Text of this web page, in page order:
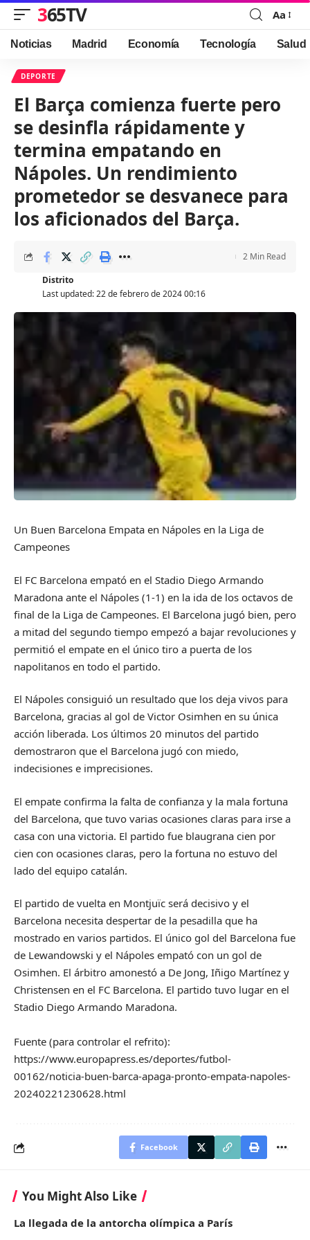
365TV
Font
Resizer
Aa
Noticias Madrid Economía Tecnología Salud
DEPORTE
El Barça comienza fuerte pero
se desinfla rápidamente y
termina empatando en
Nápoles. Un rendimiento
prometedor se desvanece para
los aficionados del Barça.
Last updated: 22 de febrero de 2024 00:16
Distrito
2 Min Read
Un Buen Barcelona Empata en Nápoles en la Liga de
Campeones
El FC Barcelona empató en el Stadio Diego Armando
Maradona ante el Nápoles (1-1) en la ida de los octavos de
final de la Liga de Campeones. El Barcelona jugó bien, pero
a mitad del segundo tiempo empezó a bajar revoluciones y
permitió el empate en el único tiro a puerta de los
napolitanos en todo el partido.
El Nápoles consiguió un resultado que los deja vivos para
Barcelona, gracias al gol de Victor Osimhen en su única
acción liberada. Los últimos 20 minutos del partido
demostraron que el Barcelona jugó con miedo,
indecisiones e imprecisiones.
El empate confirma la falta de confianza y la mala fortuna
del Barcelona, que tuvo varias ocasiones claras para irse a
casa con una victoria. El partido fue blaugrana cien por
cien con ocasiones claras, pero la fortuna no estuvo del
lado del equipo catalán.
El partido de vuelta en Montjuïc será decisivo y el
Barcelona necesita despertar de la pesadilla que ha
mostrado en varios partidos. El único gol del Barcelona fue
de Lewandowski y el Nápoles empató con un gol de
Osimhen. El árbitro amonestó a De Jong, Iñigo Martínez y
Christensen en el FC Barcelona. El partido tuvo lugar en el
Stadio Diego Armando Maradona.
Fuente (para controlar el refrito):
https://www.europapress.es/deportes/futbol-
00162/noticia-buen-barca-apaga-pronto-empata-napoles-
20240221230628.html
Facebook
You Might Also Like
La llegada de la antorcha olímpica a París